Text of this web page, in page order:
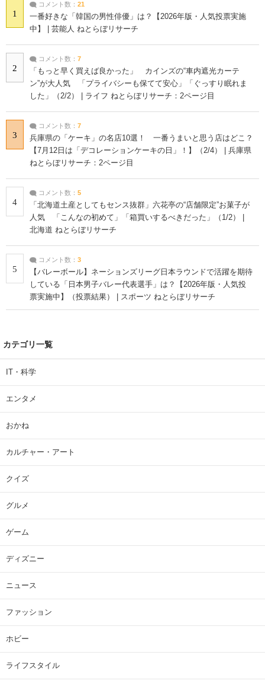
1
コメント数： 21
一番好きな「韓国の男性俳優」は？【2026年版・人気投票実施
中】 | 芸能人 ねとらぼリサーチ
2
コメント数： 7
「もっと早く買えば良かった」 カインズの“車内遮光カーテ
ン”が大人気 「プライバシーも保てて安心」「ぐっすり眠れま
した」（2/2） | ライフ ねとらぼリサーチ：2ページ目
3
コメント数： 7
兵庫県の「ケーキ」の名店10選！ 一番うまいと思う店はどこ？
【7月12日は「デコレーションケーキの日」！】（2/4） | 兵庫県
ねとらぼリサーチ：2ページ目
4
コメント数： 5
「北海道土産としてもセンス抜群」六花亭の“店舗限定”お菓子が
人気 「こんなの初めて」「箱買いするべきだった」（1/2） |
北海道 ねとらぼリサーチ
5
コメント数： 3
【バレーボール】ネーションズリーグ日本ラウンドで活躍を期待
している「日本男子バレー代表選手」は？【2026年版・人気投
票実施中】（投票結果） | スポーツ ねとらぼリサーチ
カテゴリ一覧
IT・科学
エンタメ
おかね
カルチャー・アート
クイズ
グルメ
ゲーム
ディズニー
ニュース
ファッション
ホビー
ライフスタイル